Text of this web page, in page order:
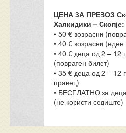
ЦЕНА ЗА ПРЕВОЗ
Халкидики – Скопје:
• 50 € возрасни
• 40 € возрасни (еден
• 40 € деца од 2 – 12
(повратен билет)
• 35 € деца од 2 – 12
правец)
• БЕСПЛАТНО за
(не користи седиште)